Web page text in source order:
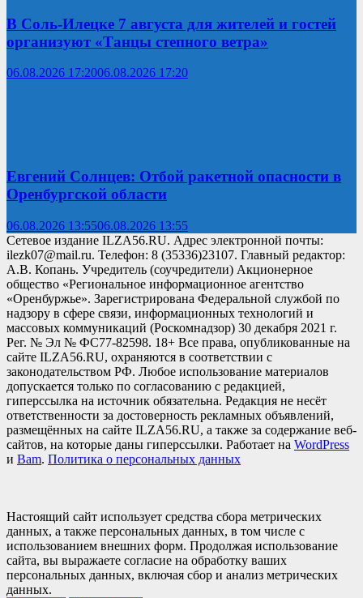
В Соль-Илецке 7 августа для жителей и гостей
организуют «Танцы степного ветра»
06.08.2026 17:2006.08.2026 17:20
Евгений Солнцев: Отбой ракетной опасности в
Оренбургской области
06.08.2026 13:5506.08.2026 13:55
Сетевое издание ILZA56.RU. Адрес электронной почты:
ilezk07@mail.ru. Телефон: 8 (35336)23107. Главный редактор:
А.В. Копань. Учредитель (соучредители) Акционерное
общество «Региональное информационное агентство
«Оренбуржье». Зарегистрирована Федеральной службой по
надзору в сфере связи, информационных технологий и
массовых коммуникаций (Роскомнадзор) 30 декабря 2021 г.
Рег. № Эл № ФС77-82598. 18+ Все права, опубликованные на
сайте ILZA56.RU, охраняются в соответствии с
законодательством РФ. Любое использование материалов
допускается только по согласованию с редакцией,
гиперссылка на источник обязательна. Редакция не несёт
ответственности за достоверность рекламных объявлений,
размещённых на сайте ILZA56.RU, а также за содержание веб-
сайтов, на которые даны гиперссылки. Работает на WordPress
и Bam. Политика о персональных данных
Настоящий сайт использует средства сбора метрических
данных, а также персональных данных, в том числе с
использованием внешних форм. Продолжая использование
сайта, вы выражаете согласие на обработку ваших
персональных данных, включая сбор и анализ метрических
данных.